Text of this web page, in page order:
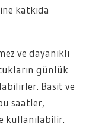
katkıda
ve dayanıklı
günlük
Basit ve
saatler,
kullanılabilir.